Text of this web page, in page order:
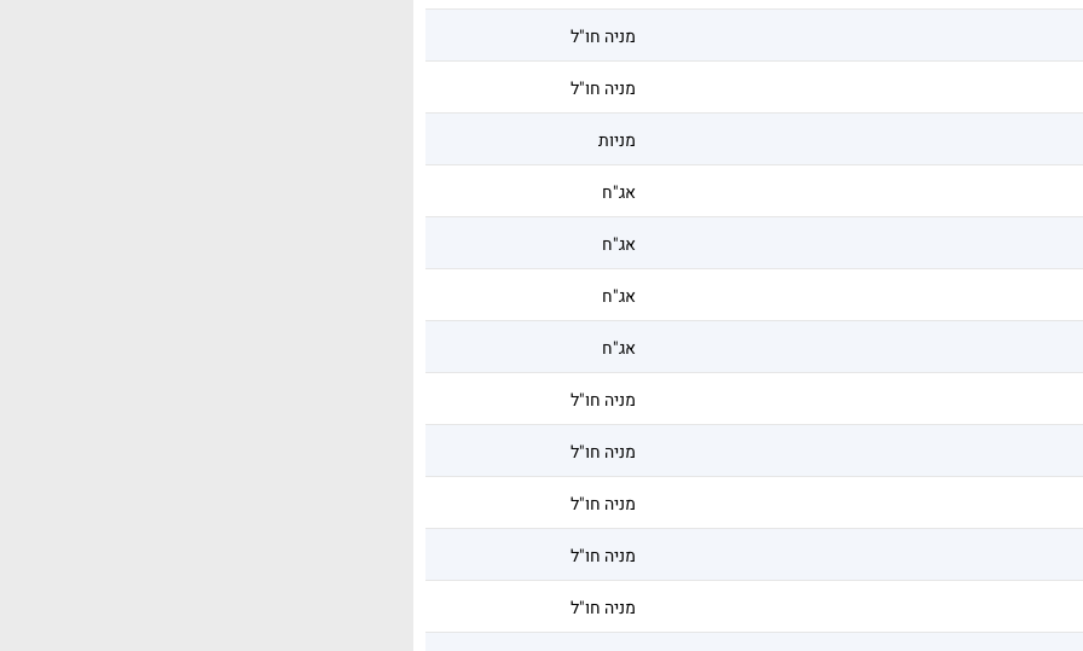
מניה חו"ל
מניה חו"ל
מניות
אג"ח
אג"ח
אג"ח
אג"ח
מניה חו"ל
מניה חו"ל
מניה חו"ל
מניה חו"ל
מניה חו"ל